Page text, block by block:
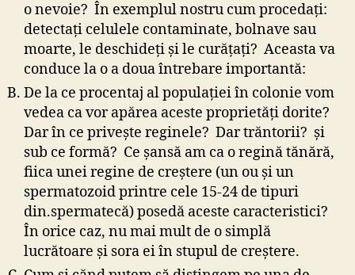
o nevoie? În exemplul nostru cum procedaţi:
detectaţi celulele contaminate, bolnave sau
moarte, le deschideţi şi le curăţaţi? Aceasta va
conduce la o a doua întrebare importantă:
De la ce procentaj al populaţiei în colonie vom
vedea ca vor apărea aceste proprietăţi dorite?
Dar în ce priveşte reginele? Dar trăntorii? şi
sub ce formă? Ce şansă am ca o regină tănără,
fiica unei regine de creştere (un ou şi un
spermatozoid printre cele 15-24 de tipuri
din.spermatecă) posedă aceste caracteristici?
În orice caz, nu mai mult de o simplă
lucrătoare şi sora ei în stupul de creştere.